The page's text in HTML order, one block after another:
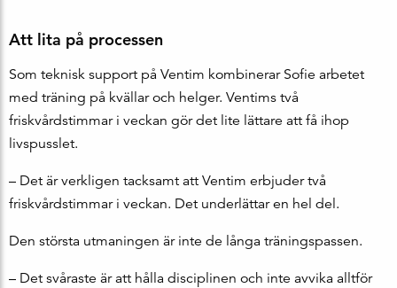
Att lita på processen
Som teknisk support på Ventim kombinerar Sofie arbetet
med träning på kvällar och helger. Ventims två
friskvårdstimmar i veckan gör det lite lättare att få ihop
livspusslet.
– Det är verkligen tacksamt att Ventim erbjuder två
friskvårdstimmar i veckan. Det underlättar en hel del.
Den största utmaningen är inte de långa träningspassen.
– Det svåraste är att hålla disciplinen och inte avvika alltför